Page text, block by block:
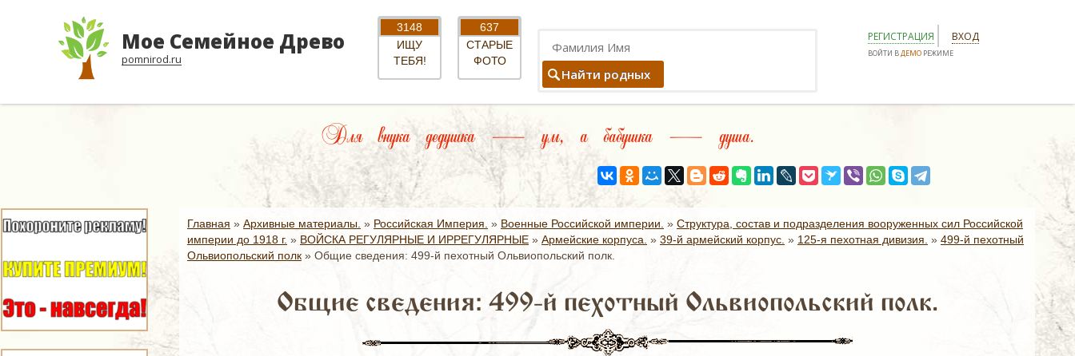
Мое Семейное Древо
pomnirod.ru
3148
ИЩУ
ТЕБЯ!
637
СТАРЫЕ
ФОТО
Найти родных
РЕГИСТРАЦИЯ ВХОД
ВОЙТИ ВДЕМО РЕЖИМЕ
Для внука дедушка — ум, а бабушка — душа.
Главная » Архивные материалы. » Российская Империя. » Военные Российской империи. » Структура, состав и подразделения вооруженных сил Российской
империи до 1918 г. » ВОЙСКА РЕГУЛЯРНЫЕ И ИРРЕГУЛЯРНЫЕ » Армейские корпуса. » 39-й армейский корпус. » 125-я пехотная дивизия. » 499-й пехотный
Ольвиопольский полк » Общие сведения: 499-й пехотный Ольвиопольский полк.
Общие сведения: 499-й пехотный Ольвиопольский полк.